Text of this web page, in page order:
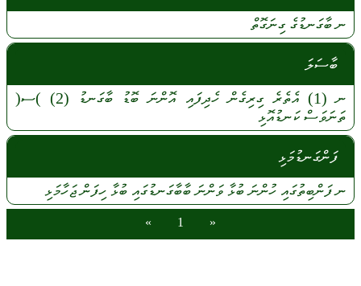
ނބާގަނޑުގެ ގިނަގޮތް
ބާސަލަ
ނ (1) އެތެރެގިރިގެންހެދިފައިއޮންނަބޮޑު ބާގަނޑު (2)
)ސ(
ތަނަވަސްކަނޑުއޮޅި
ފަންގަނޑުމަޅި
ނފަންބިތުގައި ހުންނަބުޅާވަންނަބާބާގަނޑުގައި ބުޅާ ހިފަންޖަހާމަޅި
«
1
»